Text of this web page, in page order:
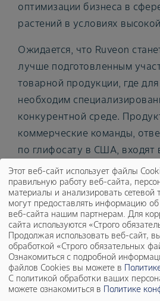
оптимизации бизнеса в
растений в условиях
Ожидается, что Ruveon
лучше подготовленным
товарной продукции, где
необходим
конкурентной среде.
коммерческие команды,
по глифосату в США, входят
Компания намерена
американский аграрный
продуктами на основе
высочайшие стандарты
«Сегодня мы делаем важный
нашей пятилетней
Брайан Нейбер,
Crop Science в Северной
Этот веб-сайт использует файлы
правильную работу веб-сайта,
материалы и анализировать
могут предоставлять информацию
веб-сайта нашим партнерам. Для
сайта используются «Строго
Продолжая использовать веб-сайт,
обработкой «Строго обязательных
Ознакомиться с подробной
файлов Cookies вы можете в
С политикой обработки ваших
можете ознакомиться в Политике